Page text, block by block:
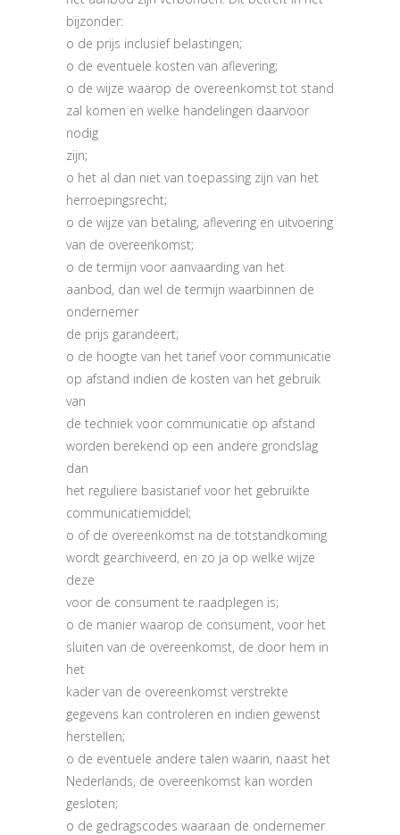
bijzonder:
o de prijs inclusief belastingen;
o de eventuele kosten van aflevering;
o de wijze waarop de overeenkomst tot stand
zal komen en welke handelingen daarvoor
nodig
zijn;
o het al dan niet van toepassing zijn van het
herroepingsrecht;
o de wijze van betaling, aflevering en uitvoering
van de overeenkomst;
o de termijn voor aanvaarding van het
aanbod, dan wel de termijn waarbinnen de
ondernemer
de prijs garandeert;
o de hoogte van het tarief voor communicatie
op afstand indien de kosten van het gebruik
van
de techniek voor communicatie op afstand
worden berekend op een andere grondslag
dan
het reguliere basistarief voor het gebruikte
communicatiemiddel;
o of de overeenkomst na de totstandkoming
wordt gearchiveerd, en zo ja op welke wijze
deze
voor de consument te raadplegen is;
o de manier waarop de consument, voor het
sluiten van de overeenkomst, de door hem in
het
kader van de overeenkomst verstrekte
gegevens kan controleren en indien gewenst
herstellen;
o de eventuele andere talen waarin, naast het
Nederlands, de overeenkomst kan worden
gesloten;
o de gedragscodes waaraan de ondernemer